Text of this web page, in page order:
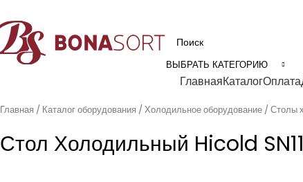
ВЫБРАТЬ КАТЕГОРИЮ
ГлавнаяКаталогОплата
Главная Каталог оборудования Холодильное оборудование Столы
Стол Холодильный Hicold